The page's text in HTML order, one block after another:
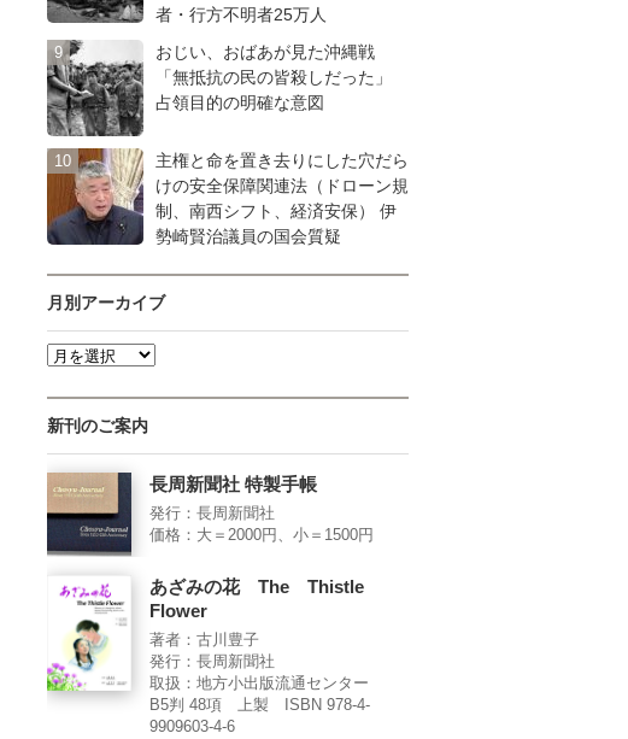
者・行方不明者25万人
おじい、おばあが見た沖縄戦
「無抵抗の民の皆殺しだった」
占領目的の明確な意図
主権と命を置き去りにした穴だら
けの安全保障関連法（ドローン規
制、南西シフト、経済安保） 伊
勢崎賢治議員の国会質疑
月別アーカイブ
新刊のご案内
長周新聞社 特製手帳
発行：長周新聞社
価格：大＝2000円、小＝1500円
あざみの花 The Thistle
Flower
著者：古川豊子
発行：長周新聞社
取扱：地方小出版流通センター
B5判 48項 上製 ISBN 978-4-
9909603-4-6